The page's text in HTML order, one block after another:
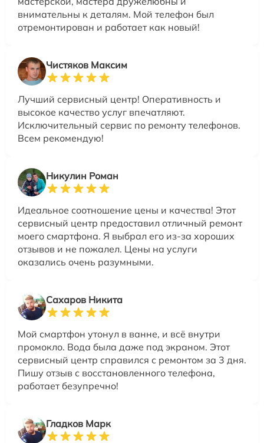
внимательны к деталям. Мой телефон был
отремонтирован и работает как новый!
Чистяков Максим
Лучший сервисный центр! Оперативность и
высокое качество услуг впечатляют.
Исключительный сервис по ремонту телефонов.
Всем рекомендую!
Никулин Роман
Идеальное соотношение цены и качества! Этот
сервисный центр предоставил отличный ремонт
моего смартфона. Я выбрал его из-за хороших
отзывов и не пожалел. Цены на услуги
оказались очень разумными.
Сахаров Никита
Мой смартфон утонул в ванне, и всё внутри
промокло. Вода была даже под экраном. Этот
сервисный центр справился с ремонтом за 3 дня.
Пишу отзыв с восстановленного телефона,
работает безупречно!
Гладков Марк